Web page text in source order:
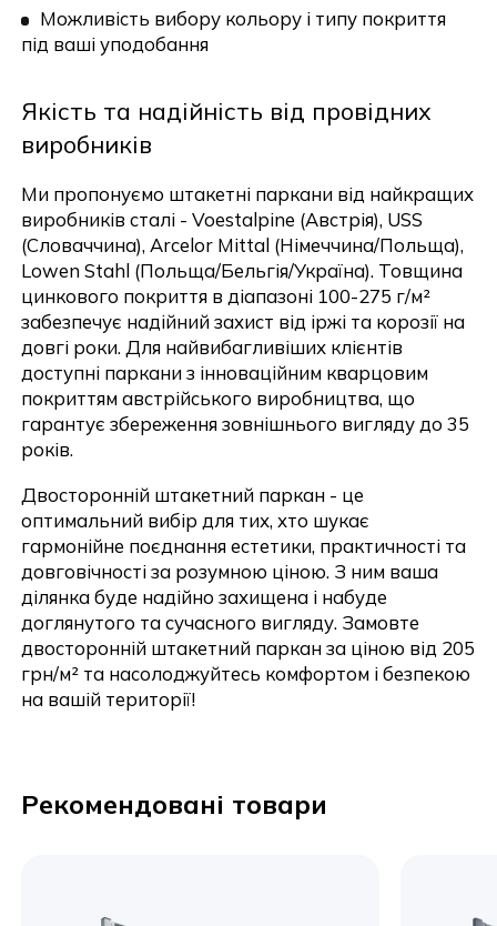
Можливість вибору кольору і типу покриття
під ваші уподобання
Якість та надійність від провідних
виробників
Ми пропонуємо штакетні паркани від найкращих
виробників сталі - Voestalpine (Австрія), USS
(Словаччина), Arcelor Mittal (Німеччина/Польща),
Lowen Stahl (Польща/Бельгія/Україна). Товщина
цинкового покриття в діапазоні 100-275 г/м²
забезпечує надійний захист від іржі та корозії на
довгі роки. Для найвибагливіших клієнтів
доступні паркани з інноваційним кварцовим
покриттям австрійського виробництва, що
гарантує збереження зовнішнього вигляду до 35
років.
Двосторонній штакетний паркан - це
оптимальний вибір для тих, хто шукає
гармонійне поєднання естетики, практичності та
довговічності за розумною ціною. З ним ваша
ділянка буде надійно захищена і набуде
доглянутого та сучасного вигляду. Замовте
двосторонній штакетний паркан за ціною від 205
грн/м² та насолоджуйтесь комфортом і безпекою
на вашій території!
Рекомендовані товари
Надіслати